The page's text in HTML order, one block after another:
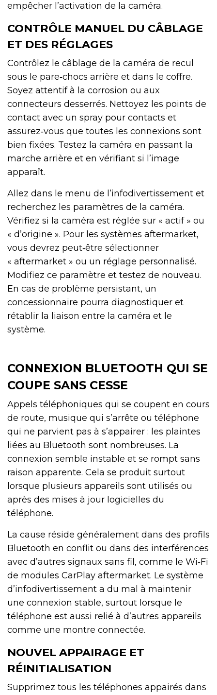
empêcher l’activation de la caméra.
CONTRÔLE MANUEL DU CÂBLAGE
ET DES RÉGLAGES
Contrôlez le câblage de la caméra de recul
sous le pare‑chocs arrière et dans le coffre.
Soyez attentif à la corrosion ou aux
connecteurs desserrés. Nettoyez les points de
contact avec un spray pour contacts et
assurez‑vous que toutes les connexions sont
bien fixées. Testez la caméra en passant la
marche arrière et en vérifiant si l’image
apparaît.
Allez dans le menu de l’infodivertissement et
recherchez les paramètres de la caméra.
Vérifiez si la caméra est réglée sur « actif » ou
« d’origine ». Pour les systèmes aftermarket,
vous devrez peut‑être sélectionner
« aftermarket » ou un réglage personnalisé.
Modifiez ce paramètre et testez de nouveau.
En cas de problème persistant, un
concessionnaire pourra diagnostiquer et
rétablir la liaison entre la caméra et le
système.
CONNEXION BLUETOOTH QUI SE
COUPE SANS CESSE
Appels téléphoniques qui se coupent en cours
de route, musique qui s’arrête ou téléphone
qui ne parvient pas à s’appairer : les plaintes
liées au Bluetooth sont nombreuses. La
connexion semble instable et se rompt sans
raison apparente. Cela se produit surtout
lorsque plusieurs appareils sont utilisés ou
après des mises à jour logicielles du
téléphone.
La cause réside généralement dans des profils
Bluetooth en conflit ou dans des interférences
avec d’autres signaux sans fil, comme le Wi‑Fi
de modules CarPlay aftermarket. Le système
d’infodivertissement a du mal à maintenir
une connexion stable, surtout lorsque le
téléphone est aussi relié à d’autres appareils
comme une montre connectée.
NOUVEL APPAIRAGE ET
RÉINITIALISATION
Supprimez tous les téléphones appairés dans